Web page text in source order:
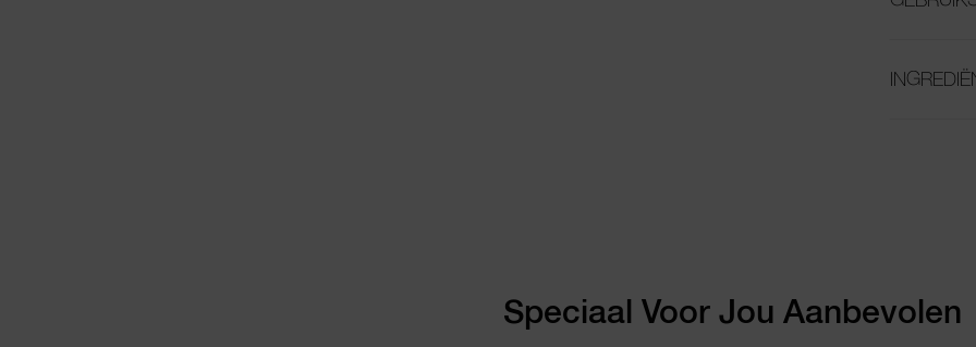
Speciaal Voor Jou Aanbevolen